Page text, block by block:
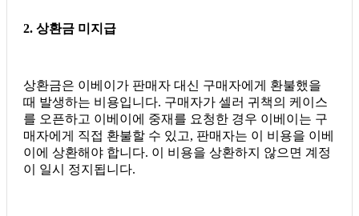
2. 상환금 미지급
상환금은 이베이가 판매자 대신 구매자에게 환불했을
때 발생하는 비용입니다. 구매자가 셀러 귀책의 케이스
를 오픈하고 이베이에 중재를 요청한 경우 이베이는 구
매자에게 직접 환불할 수 있고, 판매자는 이 비용을 이베
이에 상환해야 합니다. 이 비용을 상환하지 않으면 계정
이 일시 정지됩니다.